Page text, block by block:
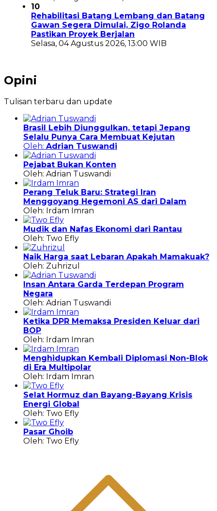
10
Rehabilitasi Batang Lembang dan Batang
Gawan Segera Dimulai, Zigo Rolanda
Pastikan Proyek Berjalan
Selasa, 04 Agustus 2026, 13:00 WIB
Opini
Tulisan terbaru dan update
Brasil Lebih Diunggulkan, tetapi Jepang
Selalu Punya Cara Membuat Kejutan
Oleh: Adrian Tuswandi
Pejabat Bukan Konten
Oleh: Adrian Tuswandi
Perang Teluk Baru: Strategi Iran
Menggoyang Hegemoni AS dari Dalam
Oleh: Irdam Imran
Mudik dan Nafas Ekonomi dari Rantau
Oleh: Two Efly
Naik Harga saat Lebaran Apakah Mamakuak?
Oleh: Zuhrizul
Insan Antara Garda Terdepan Program
Negara
Oleh: Adrian Tuswandi
Ketika DPR Memaksa Presiden Keluar dari
BOP
Oleh: Irdam Imran
Menghidupkan Kembali Diplomasi Non-Blok
di Era Multipolar
Oleh: Irdam Imran
Selat Hormuz dan Bayang-Bayang Krisis
Energi Global
Oleh: Two Efly
Pasar Ghoib
Oleh: Two Efly